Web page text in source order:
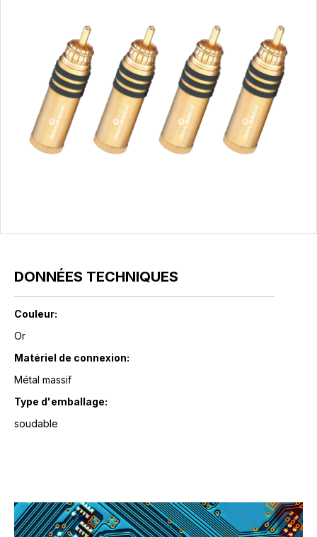
DONNÉES TECHNIQUES
Couleur:
Or
Matériel de connexion:
Métal massif
Type d'emballage:
soudable